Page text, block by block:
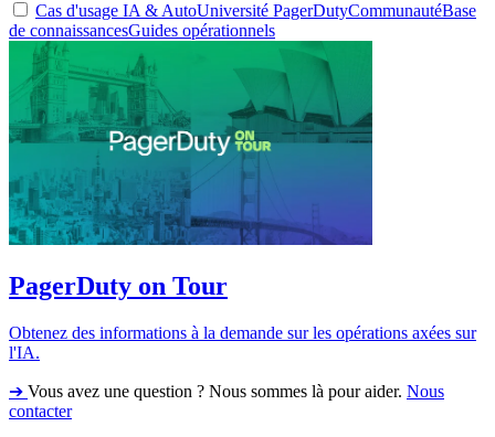
Cas d'usage IA & AutoUniversité PagerDutyCommunautéBase
de connaissancesGuides opérationnels
PagerDuty on Tour
Obtenez des informations à la demande sur les opérations axées sur
l'IA.
➔ Vous avez une question ? Nous sommes là pour aider. Nous
contacter